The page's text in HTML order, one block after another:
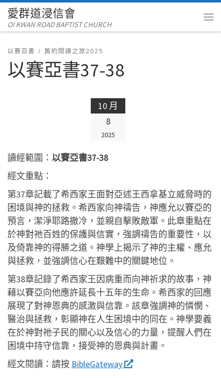
Skip to content
愛群道浸信會
OI KWAN ROAD BAPTIST CHURCH
以賽亞書 舊約閱讀之旅2025
以賽亞書37-38
10 月
8
2025
讀經範圍： 以賽亞書37-38
經文重點：
第37章記載了希西家王面對亞述王西拿基立威脅時的
困境與神的拯救。希西家向神禱告，神應允以賽亞的
預言，潔淨耶路撒冷，並親自擊敗敵軍。此章重點在
於神對祂百姓的保護與信實，強調禱告的重要性，以
及倚靠神的得勝之道。神學上揭示了神的主權、應允
與拯救，並強調信心在艱難中的關鍵地位。
第38章記錄了希西家王因病重而向神祈求的故事，神
藉以賽亞向他應許延長十五年的生命。希西家的回應
展現了對神恩典的感激與信靠。該章強調神的憐憫、
醫治與拯救，彰顯神在人生困境中的同在。神學要義
在於神對祂子民的關心以及信心的力量，提醒人們在
困境中持守信靠，接受神的恩典與計畫。
經文閱讀： 請按 BibleGateway